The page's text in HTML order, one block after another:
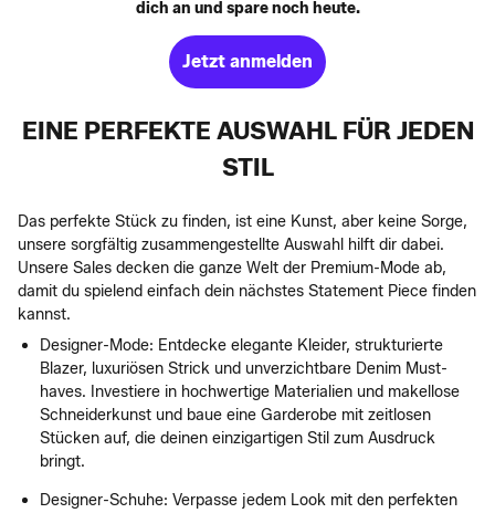
dich an und spare noch heute.
Jetzt anmelden
EINE PERFEKTE AUSWAHL FÜR JEDEN
STIL
Das perfekte Stück zu finden, ist eine Kunst, aber keine Sorge,
unsere sorgfältig zusammengestellte Auswahl hilft dir dabei.
Unsere Sales decken die ganze Welt der Premium-Mode ab,
damit du spielend einfach dein nächstes Statement Piece finden
kannst.
Designer-Mode: Entdecke elegante Kleider, strukturierte
Blazer, luxuriösen Strick und unverzichtbare Denim Must-
haves. Investiere in hochwertige Materialien und makellose
Schneiderkunst und baue eine Garderobe mit zeitlosen
Stücken auf, die deinen einzigartigen Stil zum Ausdruck
bringt.
Designer-Schuhe: Verpasse jedem Look mit den perfekten